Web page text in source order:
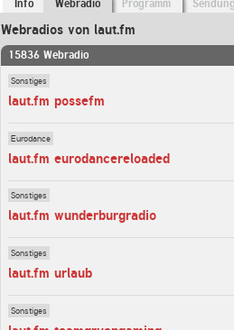
Info Webradio Programm
Webradios von laut.fm
15836 Webradio
Sonstiges
laut.fm possefm
Eurodance
laut.fm eurodancereloaded
Sonstiges
laut.fm wunderburgradio
Sonstiges
laut.fm urlaub
Sonstiges